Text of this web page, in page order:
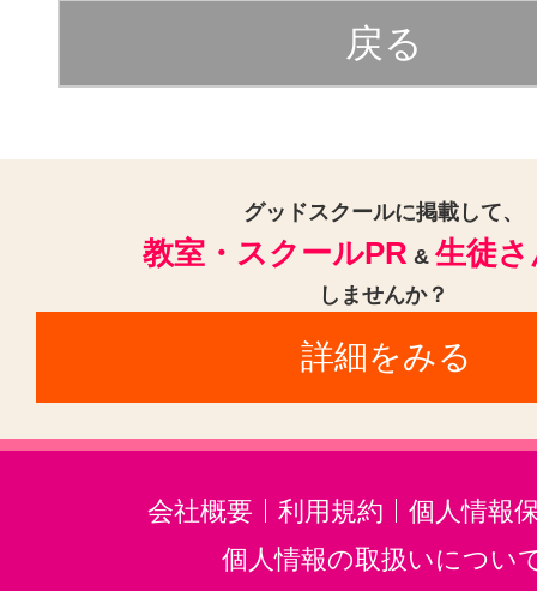
サイトマッ
戻る
グッドスクールに掲載して、
教室・スクールPR & 生徒
しませんか？
詳細をみる
会社概要 利用規約
個人情報
個人情報の取扱いについ